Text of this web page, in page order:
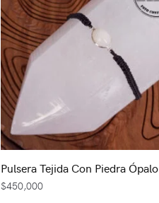
Pulsera Tejida Con Piedra Ópalo
$450,000